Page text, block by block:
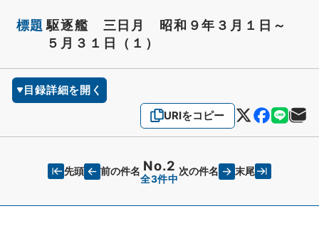
標題 駆逐艦 三日月 昭和９年３月１日～
５月３１日（１）
目録詳細を開く
URIをコピー
先頭 前の件名 No.2
全3件中
次の件名 末尾